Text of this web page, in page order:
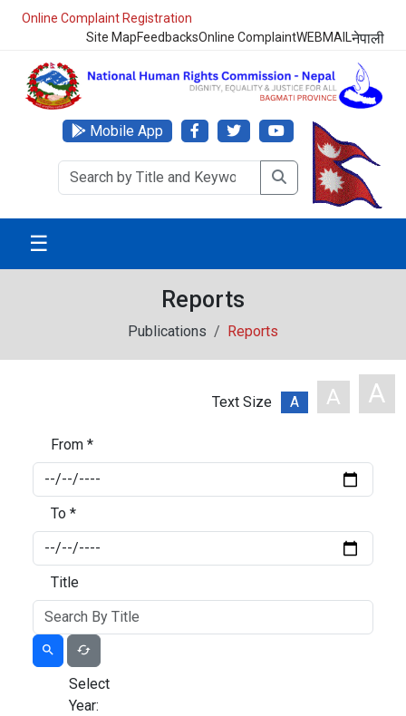
Online Complaint Registration
Site MapFeedbacksOnline ComplaintWEBMAILनेपाली
Mobile App
☰
Reports
Publications Reports
Text Size A A A
From *
To *
Title
Select
Year: